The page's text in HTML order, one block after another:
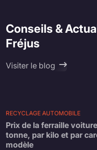
Conseils &
Fréjus
Visiter le blog
RECYCLAGE AUTOMOBILE
Prix de la ferraille
tonne, par kilo et par
modèle